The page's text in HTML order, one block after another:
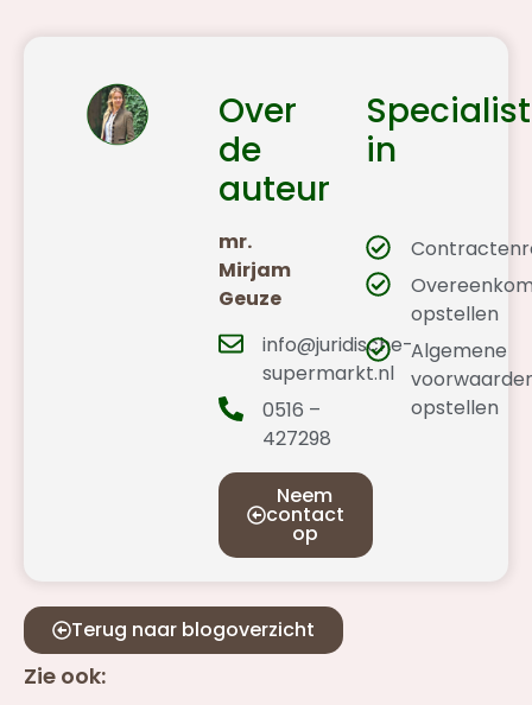
Over
de
auteur
mr.
Mirjam
Geuze
info@juridische-
supermarkt.nl
0516 –
427298
Neem
contact
op
Specialist
in
opstellen
Algemene
opstellen
Terug naar blogoverzicht
Zie ook: